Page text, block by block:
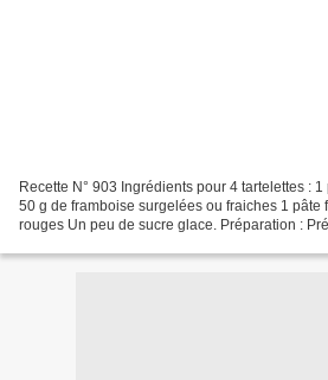
Recette N° 903 Ingrédients pour 4 tartelettes :
50 g de framboise surgelées ou fraiches 1 pâte
rouges Un peu de sucre glace. Préparation :